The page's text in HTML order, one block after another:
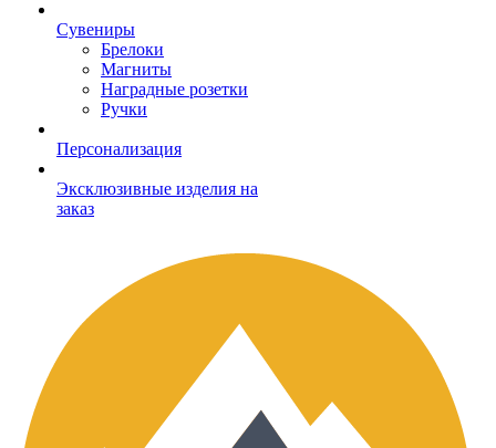
Сувениры
Брелоки
Магниты
Наградные розетки
Ручки
Персонализация
Эксклюзивные изделия на
заказ